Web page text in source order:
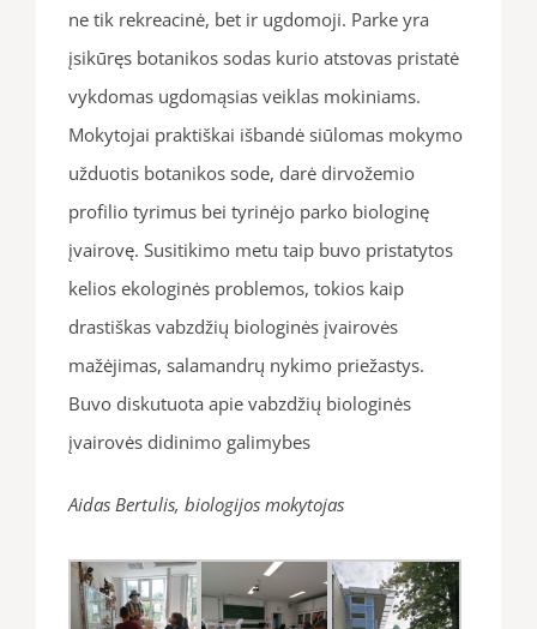
ne tik rekreacinė, bet ir ugdomoji. Parke yra
įsikūręs botanikos sodas kurio atstovas pristatė
vykdomas ugdomąsias veiklas mokiniams.
Mokytojai praktiškai išbandė siūlomas mokymo
užduotis botanikos sode, darė dirvožemio
profilio tyrimus bei tyrinėjo parko biologinę
įvairovę. Susitikimo metu taip buvo pristatytos
kelios ekologinės problemos, tokios kaip
drastiškas vabzdžių biologinės įvairovės
mažėjimas, salamandrų nykimo priežastys.
Buvo diskutuota apie vabzdžių biologinės
įvairovės didinimo galimybes
Aidas Bertulis, biologijos mokytojas